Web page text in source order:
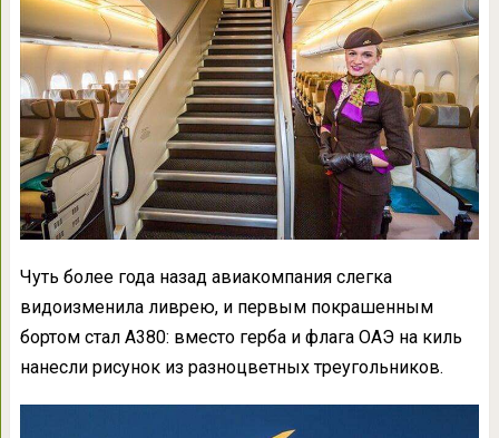
Чуть более года назад авиакомпания слегка
видоизменила ливрею, и первым покрашенным
бортом стал А380: вместо герба и флага ОАЭ на киль
нанесли рисунок из разноцветных треугольников.